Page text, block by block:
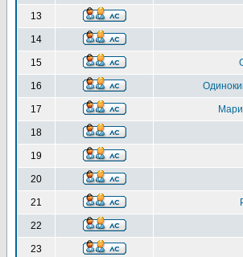
13
14
15
16
17
18
19
20
21
22
23